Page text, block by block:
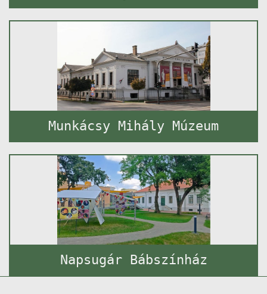
Munkácsy Mihály Múzeum
Napsugár Bábszínház